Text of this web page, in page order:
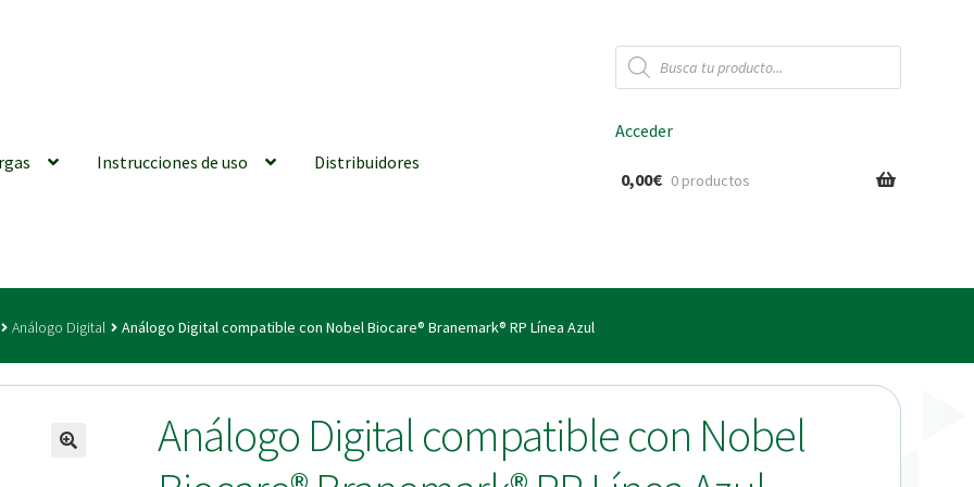
Búsqueda
de
productos
Instrucciones de uso Distribuidores
generales Conexiones CAD CAM Distribuidores Finalizar Pedido
| Tienda Online!
Acceder
0,00€ 0 productos
Análogo Digital Análogo Digital compatible con Nobel Biocare® Branemark® RP Línea Azul
Análogo Digital compatible con Nobel